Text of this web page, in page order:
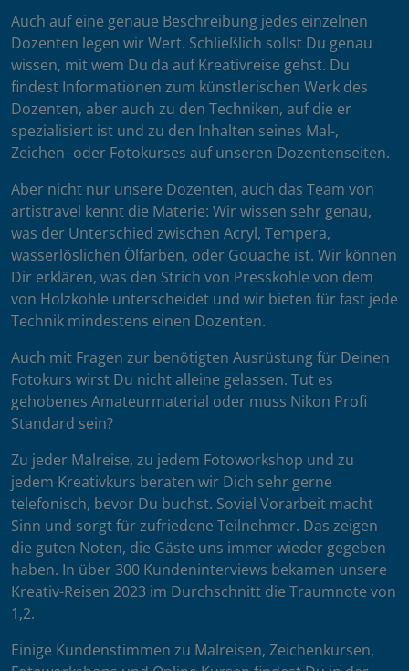
Auch auf eine genaue Beschreibung jedes einzelnen
Dozenten legen wir Wert. Schließlich sollst Du genau
wissen, mit wem Du da auf Kreativreise gehst. Du
findest Informationen zum künstlerischen Werk des
Dozenten, aber auch zu den Techniken, auf die er
spezialisiert ist und zu den Inhalten seines Mal-,
Zeichen- oder Fotokurses auf unseren Dozentenseiten.
Aber nicht nur unsere Dozenten, auch das Team von
artistravel kennt die Materie: Wir wissen sehr genau,
was der Unterschied zwischen Acryl, Tempera,
wasserlöslichen Ölfarben, oder Gouache ist. Wir können
Dir erklären, was den Strich von Presskohle von dem
von Holzkohle unterscheidet und wir bieten für fast jede
Technik mindestens einen Dozenten.
Auch mit Fragen zur benötigten Ausrüstung für Deinen
Fotokurs wirst Du nicht alleine gelassen. Tut es
gehobenes Amateurmaterial oder muss Nikon Profi
Standard sein?
Zu jeder Malreise, zu jedem Fotoworkshop und zu
jedem Kreativkurs beraten wir Dich sehr gerne
telefonisch, bevor Du buchst. Soviel Vorarbeit macht
Sinn und sorgt für zufriedene Teilnehmer. Das zeigen
die guten Noten, die Gäste uns immer wieder gegeben
haben. In über 300 Kundeninterviews bekamen unsere
Kreativ-Reisen 2023 im Durchschnitt die Traumnote von
1,2.
Einige Kundenstimmen zu Malreisen, Zeichenkursen,